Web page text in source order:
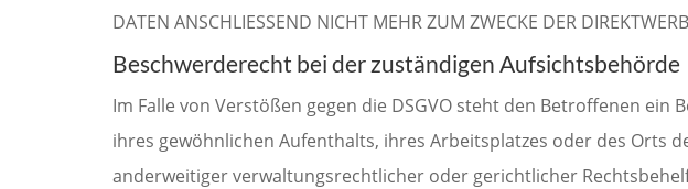
DATEN ANSCHLIESSEND NICHT MEHR ZUM ZWECKE DER
Beschwerderecht bei der zuständigen Aufsichtsbehörde
Im Falle von Verstößen gegen die DSGVO steht den Betroffenen
ihres gewöhnlichen Aufenthalts, ihres Arbeitsplatzes oder des Orts
anderweitiger verwaltungsrechtlicher oder gerichtlicher